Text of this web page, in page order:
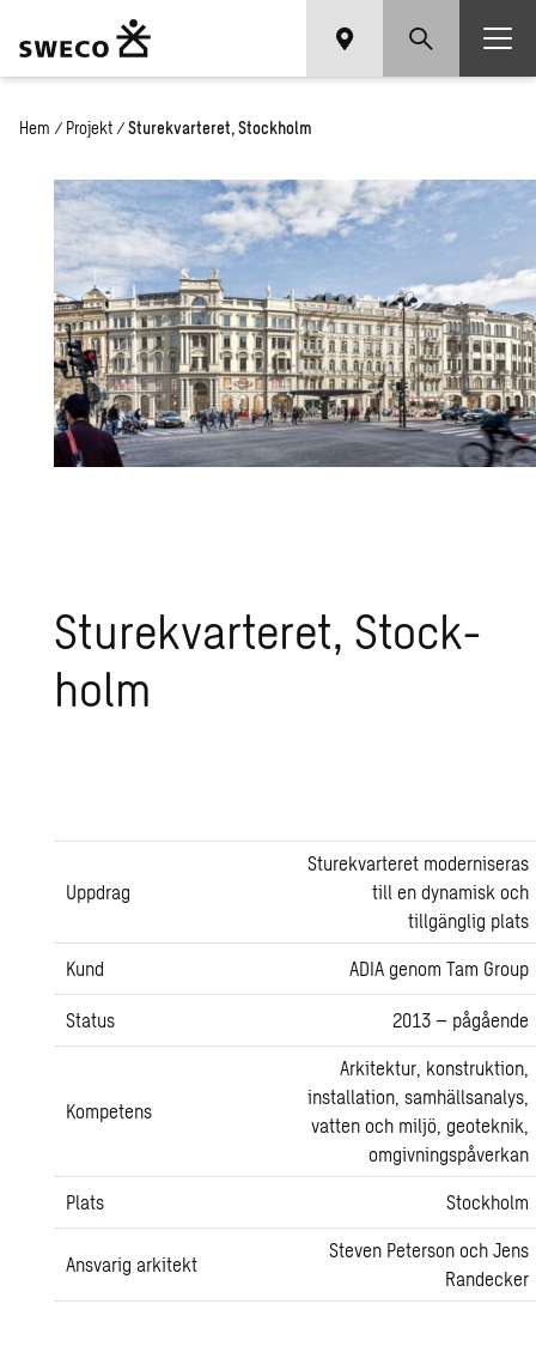
Hem / Projekt / Sturekvarteret, Stockholm
Stu­re­kvar­te­ret, Stock­
holm
Uppdrag
Sturekvarteret moderniseras
till en dynamisk och
tillgänglig plats
Kund ADIA genom Tam Group
Status 2013 – pågående
Kompetens
Arkitektur, konstruktion,
installation, samhällsanalys,
vatten och miljö, geoteknik,
omgivningspåverkan
Plats Stockholm
Ansvarig arkitekt
Steven Peterson och Jens
Randecker